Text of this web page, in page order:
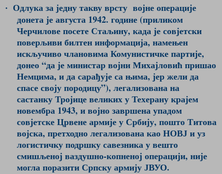
· Одлука за једну такву врсту војне операције
донета је августа 1942. године (приликом
Черчилове посете Стаљину, када је совјетски
поверљиви билтен информација, намењен
искључиво члановима Комунистичке партије,
донео “да је министар војни Михајловић пришао
Немцима, и да сарађује са њима, јер жели да
спасе своју породицу”), легализована на
састанку Тројице великих у Техерану крајем
новембра 1943, и војно завршена упадом
совјетске Црвене армије у Србију, пошто Титова
војска, претходно легализована као НОВЈ и уз
логистичку подршку савезника у вешто
смишљеној ваздушно-копненој операцији, није
могла поразити Српску армију ЈВУО.